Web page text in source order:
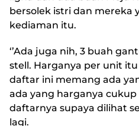
bersolek istri dan mereka
kediaman itu.
‘’Ada juga nih, 3 buah
stell. Harganya per unit
daftar ini memang ada
ada yang harganya cukup
daftarnya supaya dilihat
lagi.